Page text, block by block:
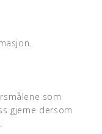
som
gjerne dersom